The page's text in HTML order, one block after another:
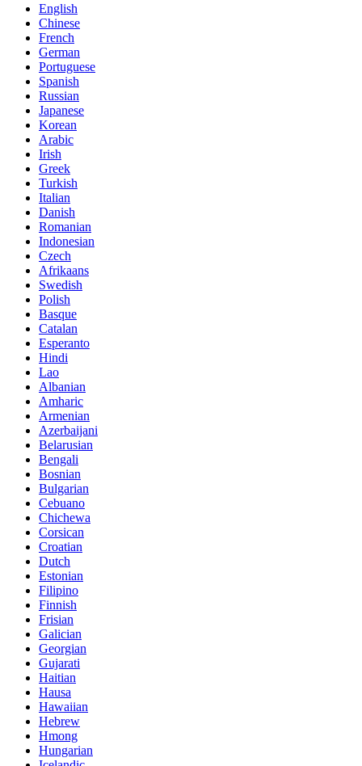
English
Chinese
French
German
Portuguese
Spanish
Russian
Japanese
Korean
Arabic
Irish
Greek
Turkish
Italian
Danish
Romanian
Indonesian
Czech
Afrikaans
Swedish
Polish
Basque
Catalan
Esperanto
Hindi
Lao
Albanian
Amharic
Armenian
Azerbaijani
Belarusian
Bengali
Bosnian
Bulgarian
Cebuano
Chichewa
Corsican
Croatian
Dutch
Estonian
Filipino
Finnish
Frisian
Galician
Georgian
Gujarati
Haitian
Hausa
Hawaiian
Hebrew
Hmong
Hungarian